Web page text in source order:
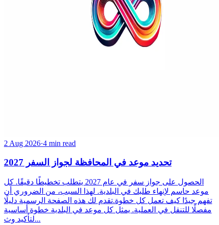
2 Aug 2026·4 min read
تحديد موعد في المحافظة لجواز السفر 2027
الحصول على جواز سفر في عام 2027 يتطلب تخطيطًا دقيقًا. كل
موعد حاسم لإنهاء طلبك في البلدية. لهذا السبب، من الضروري أن
تفهم جيدًا كيف تعمل كل خطوة.تقدم لك هذه الصفحة الرسمية دليلًا
مفصلًا للتنقل في العملية. يمثل كل موعد في البلدية خطوة أساسية
لتأكيد وث...